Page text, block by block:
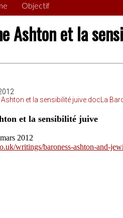
Objectif
Ashton et la
La
et la sensibilité juive
2012
writings/baroness-ashton-and-